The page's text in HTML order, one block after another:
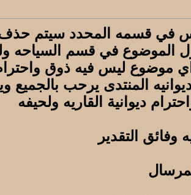
في قسمه المحدد سيتم
الموضوع في قسم السياحه
موضوع ليس فيه ذوق واحترام
المنتدى يرحب بالجميع
ديوانية القاريه ولحيفه
وفائق التقدير